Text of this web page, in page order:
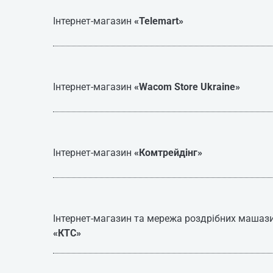
Інтернет-магазин «Telemart»
Інтернет-магазин «Wacom Store Ukraine»
Інтернет-магазин «Комтрейдінг»
Інтернет-магазин та мережа роздрібних
«КТС»